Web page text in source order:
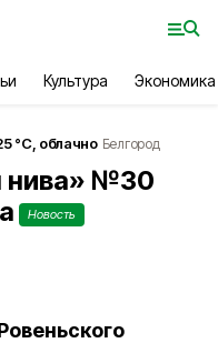
Культура Экономика
°С, облачно Белгород
нива» №30
Новость